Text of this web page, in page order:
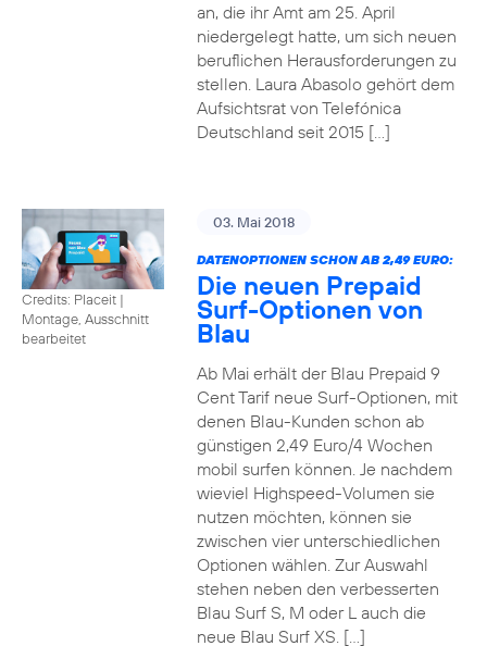
an, die ihr Amt am 25. April
niedergelegt hatte, um sich neuen
beruflichen Herausforderungen zu
stellen. Laura Abasolo gehört dem
Aufsichtsrat von Telefónica
Deutschland seit 2015 […]
Credits: Placeit |
Montage, Ausschnitt
bearbeitet
03. Mai 2018
DATENOPTIONEN SCHON AB 2,49 EURO:
Die neuen Prepaid
Surf-Optionen von
Blau
Ab Mai erhält der Blau Prepaid 9
Cent Tarif neue Surf-Optionen, mit
denen Blau-Kunden schon ab
günstigen 2,49 Euro/4 Wochen
mobil surfen können. Je nachdem
wieviel Highspeed-Volumen sie
nutzen möchten, können sie
zwischen vier unterschiedlichen
Optionen wählen. Zur Auswahl
stehen neben den verbesserten
Blau Surf S, M oder L auch die
neue Blau Surf XS. […]